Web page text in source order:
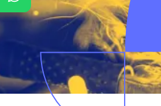
Software & Electrical
Engineers
Monteurs binnendienst
Software &
Engineers
Monteurs